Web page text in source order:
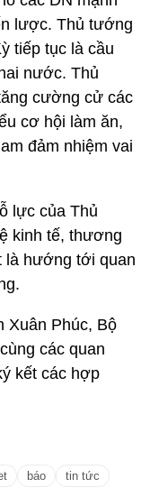
lược. Thủ tướng
tiếp tục là cầu
nước. Thủ
cường cử các
cơ hội làm ăn,
đảm nhiệm vai
lực của Thủ
kinh tế, thương
là hướng tới quan
Xuân Phúc, Bộ
các quan
kết các hợp
báo
tin tức